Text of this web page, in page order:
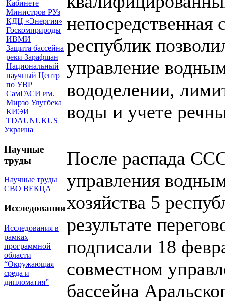
Кабинете
Министров РУз
КДЦ «Энергия»
Госкомприроды
ИВМИ
Защита бассейна
реки Зарафшан
Национальный
научный Центр
по УВР
СамГАСИ им.
Мирзо Улугбека
КИЭИ
TDAUNUKUS
Украина
Научные
труды
Научные труды
СВО ВЕКЦА
Исследования
Исследования в
рамках
программной
области
“Окружающая
среда и
дипломатия”
непосредственная
республик
управление
вододелении,
воды и учете
После распада
управления
хозяйства 5
результате
подписали 18
совместном
бассейна